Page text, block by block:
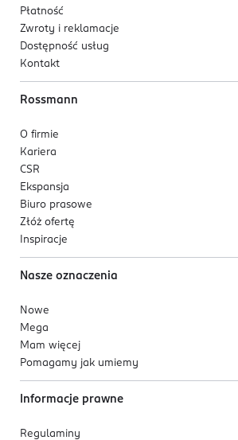
Płatność
Zwroty i reklamacje
Dostępność usług
Kontakt
Rossmann
O firmie
Kariera
CSR
Ekspansja
Biuro prasowe
Złóż ofertę
Inspiracje
Nasze oznaczenia
Nowe
Mega
Mam więcej
Pomagamy jak umiemy
Informacje prawne
Regulaminy